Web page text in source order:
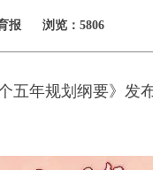
报 浏览：5806
年规划纲要》发